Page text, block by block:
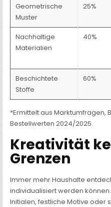
Geometrische
Muster
25%
Nachhaltige
Materialien
40%
Beschichtete
Stoffe
60%
*Ermittelt aus Marktumfragen,
Bestellwerten 2024/2025.
Kreativität
Grenzen
Immer mehr Haushalte
individualisiert werden
Initialen, festliche Motive oder